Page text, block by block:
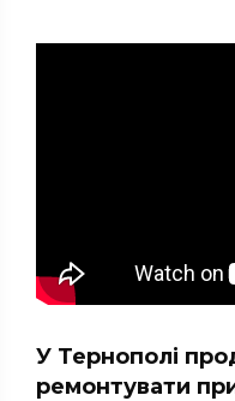
У Тернополі
ремонтувати